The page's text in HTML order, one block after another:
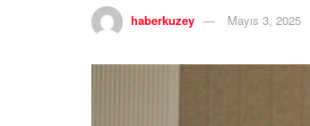
haberkuzey Mayıs 3, 2025